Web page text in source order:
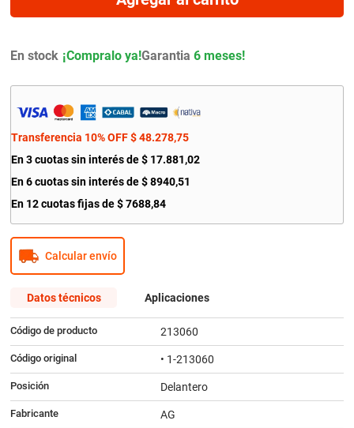
En stock Garantia 6 meses!
Transferencia 10% OFF $ 48.278,75
En 3 cuotas sin interés de $ 17.881,02
En 6 cuotas sin interés de$ 8940,51
En 12 cuotas fijas de $ 7688,84
Calcular envío
Datos técnicos Aplicaciones
Código de producto 213060
Código original • 1-213060
Posición Delantero
Fabricante AG